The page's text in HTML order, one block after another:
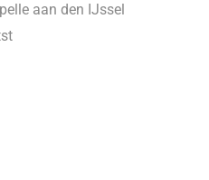
aan den IJssel